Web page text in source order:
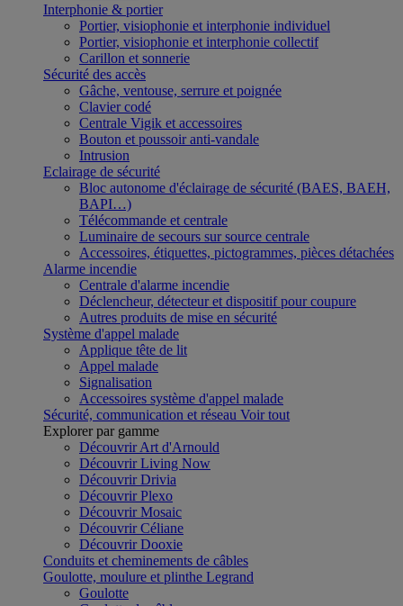
Interphonie & portier
Portier, visiophonie et interphonie individuel
Portier, visiophonie et interphonie collectif
Carillon et sonnerie
Sécurité des accès
Gâche, ventouse, serrure et poignée
Clavier codé
Centrale Vigik et accessoires
Bouton et poussoir anti-vandale
Intrusion
Eclairage de sécurité
Bloc autonome d'éclairage de sécurité (BAES, BAEH,
BAPI…)
Télécommande et centrale
Luminaire de secours sur source centrale
Accessoires, étiquettes, pictogrammes, pièces détachées
Alarme incendie
Centrale d'alarme incendie
Déclencheur, détecteur et dispositif pour coupure
Autres produits de mise en sécurité
Système d'appel malade
Applique tête de lit
Appel malade
Signalisation
Accessoires système d'appel malade
Sécurité, communication et réseau Voir tout
Explorer par gamme
Découvrir Art d'Arnould
Découvrir Living Now
Découvrir Drivia
Découvrir Plexo
Découvrir Mosaic
Découvrir Céliane
Découvrir Dooxie
Conduits et cheminements de câbles
Goulotte, moulure et plinthe Legrand
Goulotte